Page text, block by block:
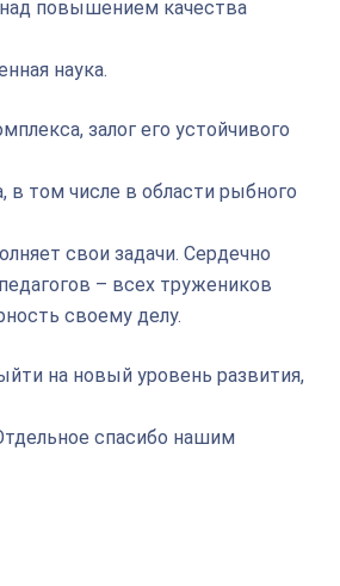
повышением качества
наука.
залог его устойчивого
в том числе в области рыбного
свои задачи. Сердечно
– всех тружеников
своему делу.
на новый уровень развития,
спасибо нашим